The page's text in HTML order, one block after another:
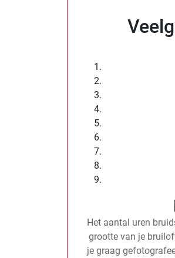
Het aantal uren
grootte van je
je graag